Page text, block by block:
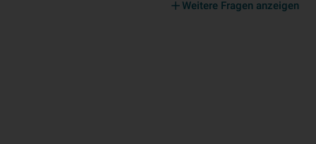
Weitere Fragen anzeigen